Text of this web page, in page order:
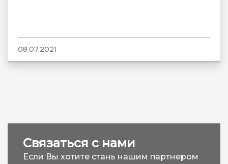
08.07.2021
Связаться с нами
Если Вы хотите стань нашим партнером